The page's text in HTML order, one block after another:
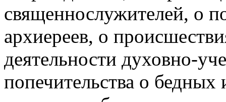
священнослужителей, о
архиереев, о
деятельности духовно-
попечительства о